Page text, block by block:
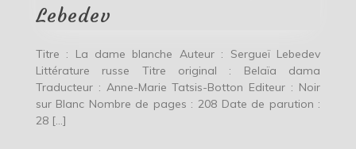
Lebedev
Titre : La dame blanche Auteur : Sergueï Lebedev
Littérature russe Titre original : Belaïa dama
Traducteur : Anne-Marie Tatsis-Botton Editeur : Noir
sur Blanc Nombre de pages : 208 Date de parution :
28 […]